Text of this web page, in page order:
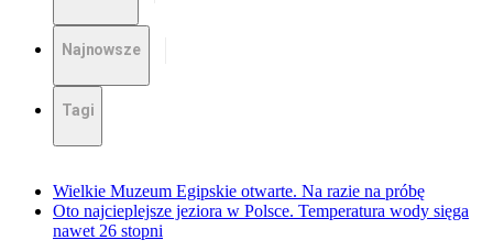
Najnowsze
Tagi
Wielkie Muzeum Egipskie otwarte. Na razie na próbę
Oto najcieplejsze jeziora w Polsce. Temperatura wody sięga
nawet 26 stopni